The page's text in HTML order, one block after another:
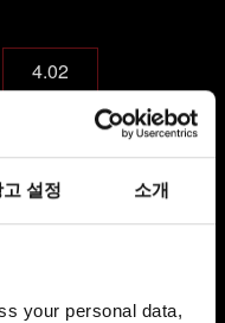
고 설정 소개
your personal data,
4.02
고 계신가요?
확장팩